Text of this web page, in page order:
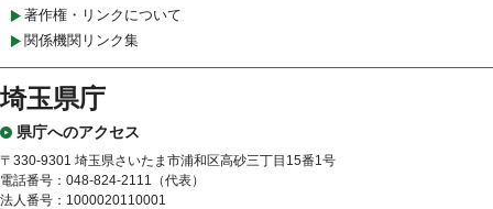
著作権・リンクについて
関係機関リンク集
埼玉県庁
県庁へのアクセス
〒330-9301 埼玉県さいたま市浦和区高砂三丁目15番1号
電話番号：048-824-2111（代表）
法人番号：1000020110001